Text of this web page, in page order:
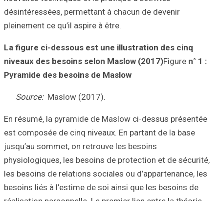
désintéressées,
La figure ci-
niveaux des
En résumé, la
est composée
jusqu’au
physiologiques,
les besoins de
besoins liés à